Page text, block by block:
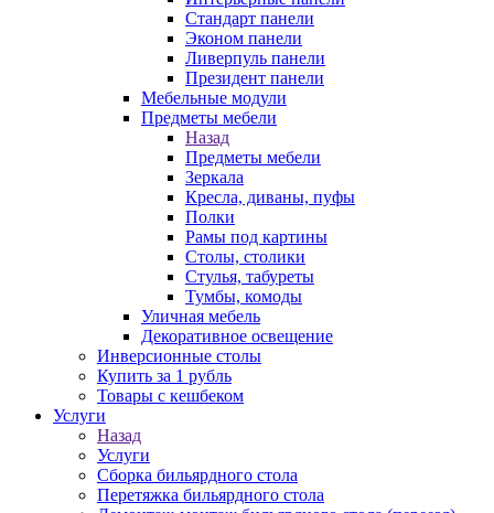
Стандарт панели
Эконом панели
Ливерпуль панели
Президент панели
Мебельные модули
Предметы мебели
Назад
Предметы мебели
Зеркала
Кресла, диваны, пуфы
Полки
Рамы под картины
Столы, столики
Стулья, табуреты
Тумбы, комоды
Уличная мебель
Декоративное освещение
Инверсионные столы
Купить за 1 рубль
Товары с кешбеком
Услуги
Назад
Услуги
Сборка бильярдного стола
Перетяжка бильярдного стола